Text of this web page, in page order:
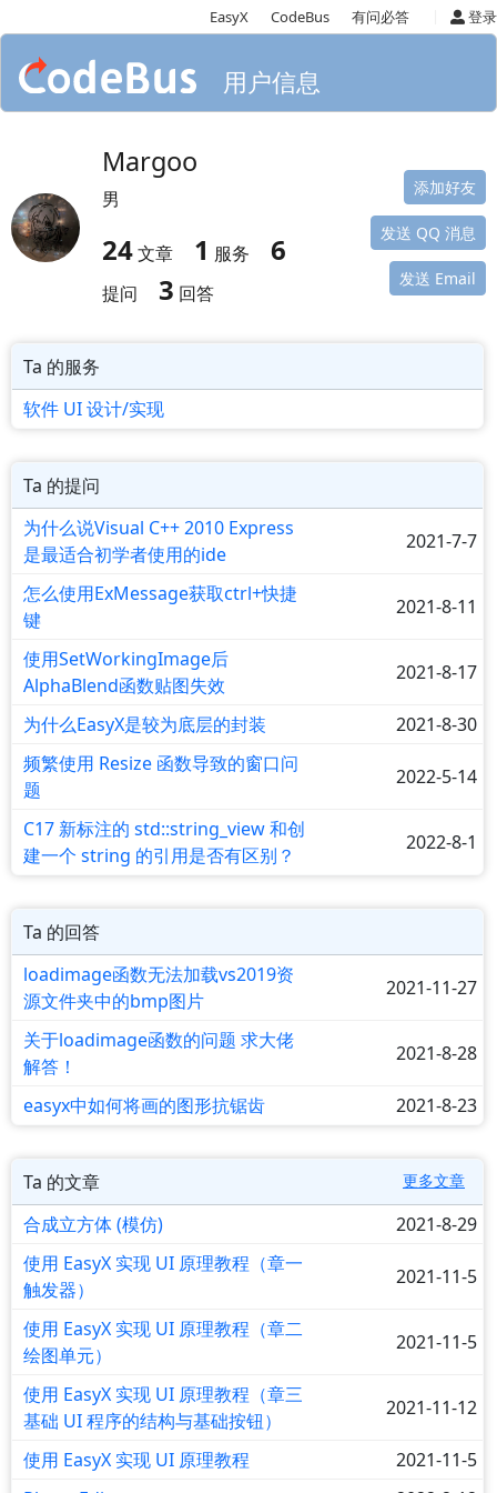
EasyX CodeBus 有问必答 登录
用户信息
Margoo
男
24文章 1 服务 6
提问 3 回答
添加好友
发送 QQ 消息
发送 Email
Ta 的服务
软件 UI 设计/实现
Ta 的提问
为什么说Visual C++ 2010 Express
是最适合初学者使用的ide
2021-7-7
怎么使用ExMessage获取ctrl+快捷
键
2021-8-11
使用SetWorkingImage后
AlphaBlend函数贴图失效
2021-8-17
为什么EasyX是较为底层的封装
2021-8-30
频繁使用 Resize 函数导致的窗口问
题
2022-5-14
C17 新标注的 std::string_view 和创
建一个 string 的引用是否有区别？
2022-8-1
Ta 的回答
loadimage函数无法加载vs2019资
源文件夹中的bmp图片
2021-11-27
关于loadimage函数的问题 求大佬
解答！
2021-8-28
easyx中如何将画的图形抗锯齿 2021-8-23
Ta 的文章 更多文章
合成立方体 (模仿)
2021-8-29
使用 EasyX 实现 UI 原理教程（章一
触发器）
2021-11-5
使用 EasyX 实现 UI 原理教程（章二
绘图单元）
2021-11-5
使用 EasyX 实现 UI 原理教程（章三
基础 UI 程序的结构与基础按钮）
2021-11-12
使用 EasyX 实现 UI 原理教程
2021-11-5